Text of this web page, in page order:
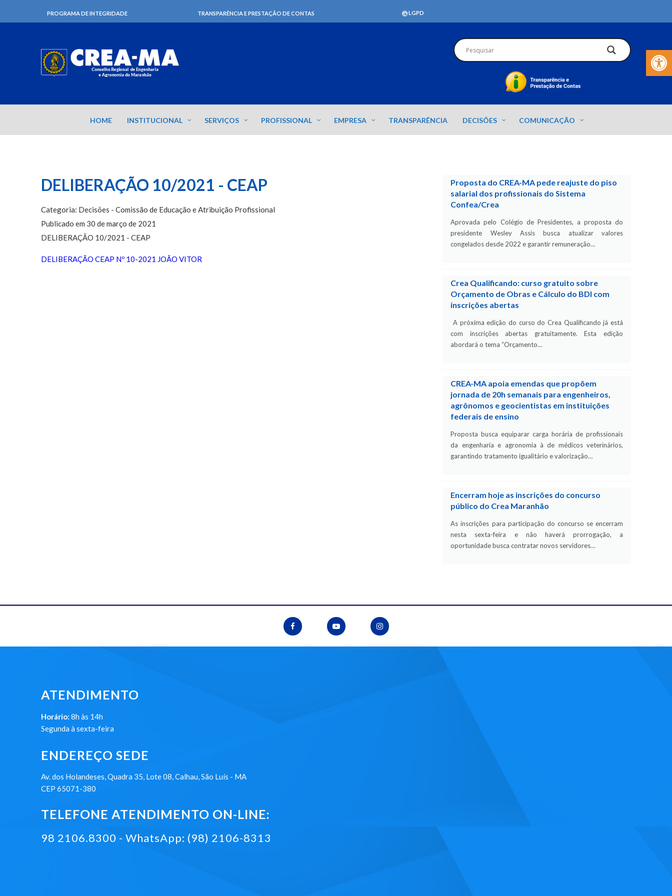
Barra de
PROGRAMA DE INTEGRIDADE TRANSPARÊNCIA E PRESTAÇÃO DE CONTAS LGPD
HOME INSTITUCIONAL SERVIÇOS PROFISSIONAL EMPRESA TRANSPARÊNCIA DECISÕES COMUNICAÇÃO
DELIBERAÇÃO 10/2021 - CEAP
Categoria: Decisões - Comissão de Educação e Atribuição Profissional
Publicado em 30 de março de 2021
DELIBERAÇÃO 10/2021 - CEAP
DELIBERAÇÃO CEAP Nº 10-2021 JOÃO VITOR
Proposta do CREA-MA pede reajuste do piso
salarial dos profissionais do Sistema
Confea/Crea
Aprovada pelo Colégio de Presidentes, a proposta do
presidente Wesley Assis busca atualizar valores
congelados desde 2022 e garantir remuneração…
Crea Qualificando: curso gratuito sobre
Orçamento de Obras e Cálculo do BDI com
inscrições abertas
A próxima edição do curso do Crea Qualificando já está
com inscrições abertas gratuitamente. Esta edição
abordará o tema “Orçamento…
CREA-MA apoia emendas que propõem
jornada de 20h semanais para engenheiros,
agrônomos e geocientistas em instituições
federais de ensino
Proposta busca equiparar carga horária de profissionais
da engenharia e agronomia à de médicos veterinários,
garantindo tratamento igualitário e valorização…
Encerram hoje as inscrições do concurso
público do Crea Maranhão
As inscrições para participação do concurso se encerram
nesta sexta-feira e não haverá prorrogação, a
oportunidade busca contratar novos servidores…
ATENDIMENTO
Horário: 8h às 14h
Segunda à sexta-feira
ENDEREÇO SEDE
Av. dos Holandeses, Quadra 35, Lote 08, Calhau, São Luís - MA
CEP 65071-380
TELEFONE ATENDIMENTO ON-LINE:
98 2106.8300 - WhatsApp: (98) 2106-8313